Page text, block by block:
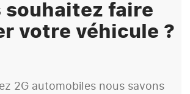
souhaitez faire
votre véhicule ?
2G automobiles nous savons